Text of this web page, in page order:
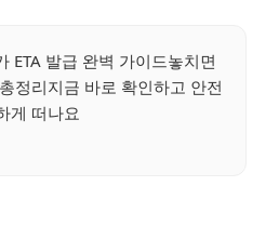
ETA 발급 완벽 가이드놓치면
정리지금 바로 확인하고 안전
게 떠나요